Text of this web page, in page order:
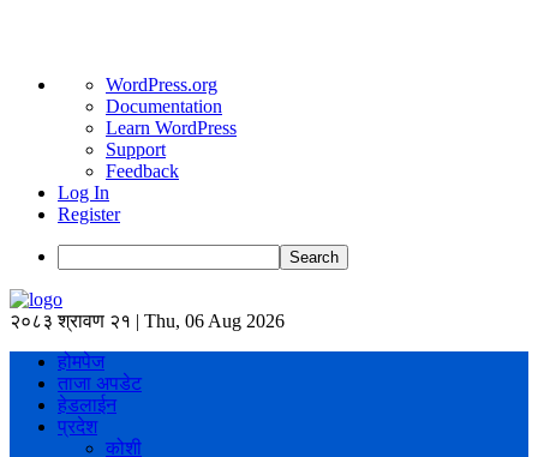
About
WordPress
WordPress.org
Documentation
Learn WordPress
Support
Feedback
Log In
Register
Search
२०८३ श्रावण २१ | Thu, 06 Aug 2026
होमपेज
ताजा अपडेट
हेडलाईन
प्रदेश
कोशी